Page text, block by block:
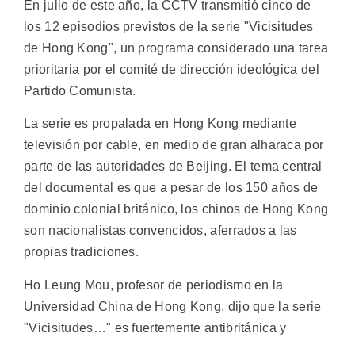
En julio de este año, la CCTV transmitió cinco de
los 12 episodios previstos de la serie "Vicisitudes
de Hong Kong", un programa considerado una tarea
prioritaria por el comité de dirección ideológica del
Partido Comunista.
La serie es propalada en Hong Kong mediante
televisión por cable, en medio de gran alharaca por
parte de las autoridades de Beijing. El tema central
del documental es que a pesar de los 150 años de
dominio colonial británico, los chinos de Hong Kong
son nacionalistas convencidos, aferrados a las
propias tradiciones.
Ho Leung Mou, profesor de periodismo en la
Universidad China de Hong Kong, dijo que la serie
"Vicisitudes…" es fuertemente antibritánica y